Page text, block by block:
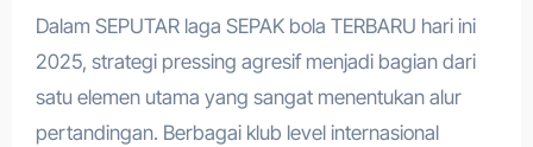
Dalam SEPUTAR laga SEPAK bola TERBARU hari ini
2025, strategi pressing agresif menjadi bagian dari
satu elemen utama yang sangat menentukan alur
pertandingan. Berbagai klub level internasional